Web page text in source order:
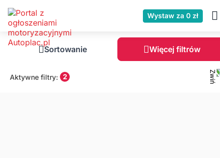
Wystaw za 0 zł
Sortowanie Więcej filtrów
Aktywne filtry: 2